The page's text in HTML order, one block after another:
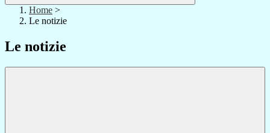
Home >
Le notizie
Le notizie